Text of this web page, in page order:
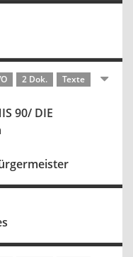
2 Dok. Texte
90/ DIE